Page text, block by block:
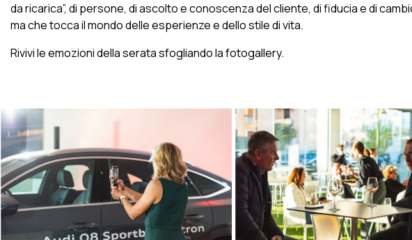
da ricarica”, di persone, di ascolto e conoscenza del cliente, di fiducia e di
ma che tocca il mondo delle esperienze e dello stile di vita.
Rivivi le emozioni della serata sfogliando la fotogallery.